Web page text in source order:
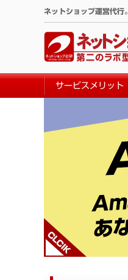
へ
ネットショップ運営代行
サービスメリット